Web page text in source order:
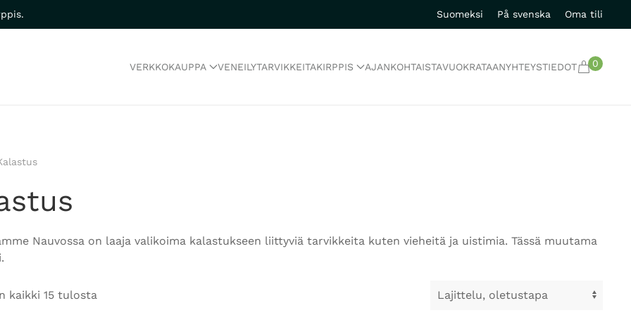
Suomeksi På svenska Oma tili
VERKKOKAUPPA VENEILYTARVIKKEITAKIRPPIS AJANKOHTAISTAVUOKRATAANYHTEYSTIEDOT 0
Nauvossa on laaja valikoima kalastukseen liittyviä tarvikkeita kuten vieheitä ja uistimia. Tässä muutama
kaikki 15 tulosta